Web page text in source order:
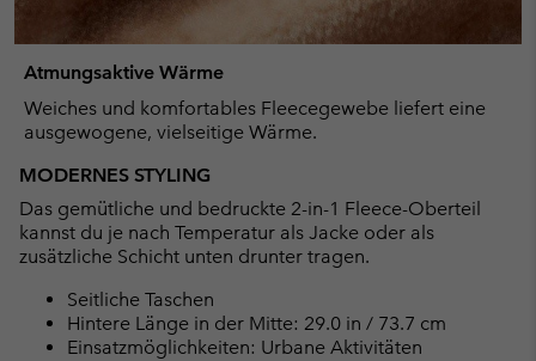
Atmungsaktive Wärme
Weiches und komfortables Fleecegewebe liefert eine
ausgewogene, vielseitige Wärme.
MODERNES STYLING
Das gemütliche und bedruckte 2-in-1 Fleece-Oberteil
kannst du je nach Temperatur als Jacke oder als
zusätzliche Schicht unten drunter tragen.
Seitliche Taschen
Hintere Länge in der Mitte: 29.0 in / 73.7 cm
Einsatzmöglichkeiten: Urbane Aktivitäten